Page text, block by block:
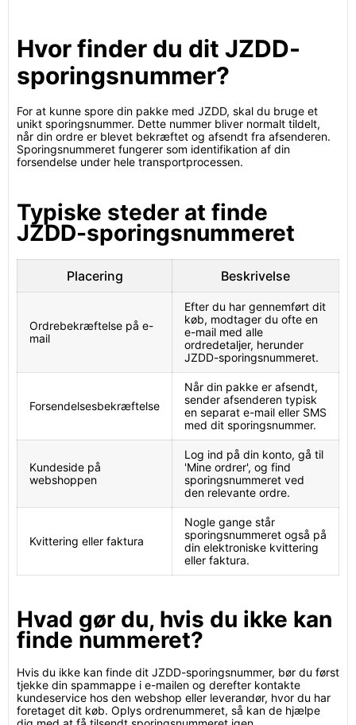
Hvor finder du dit JZDD-
sporingsnummer?
For at kunne spore din pakke med JZDD, skal du bruge et
unikt sporingsnummer. Dette nummer bliver normalt tildelt,
når din ordre er blevet bekræftet og afsendt fra afsenderen.
Sporingsnummeret fungerer som identifikation af din
forsendelse under hele transportprocessen.
Typiske steder at finde
JZDD-sporingsnummeret
Placering Beskrivelse
Ordrebekræftelse på e-
mail
Efter du har gennemført dit
køb, modtager du ofte en
e-mail med alle
ordredetaljer, herunder
JZDD-sporingsnummeret.
Forsendelsesbekræftelse
Når din pakke er afsendt,
sender afsenderen typisk
en separat e-mail eller SMS
med dit sporingsnummer.
Kundeside på
webshoppen
Log ind på din konto, gå til
'Mine ordrer', og find
sporingsnummeret ved
den relevante ordre.
Kvittering eller faktura
Nogle gange står
sporingsnummeret også på
din elektroniske kvittering
eller faktura.
Hvad gør du, hvis du ikke kan
finde nummeret?
Hvis du ikke kan finde dit JZDD-sporingsnummer, bør du først
tjekke din spammappe i e-mailen og derefter kontakte
kundeservice hos den webshop eller leverandør, hvor du har
foretaget dit køb. Oplys ordrenummeret, så kan de hjælpe